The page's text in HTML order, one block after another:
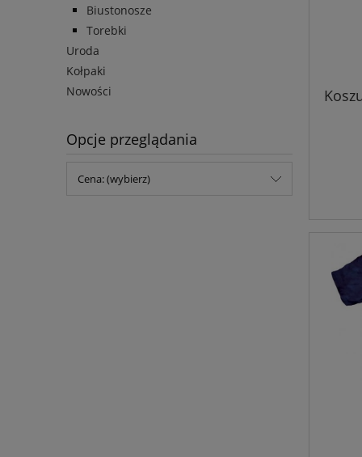
Biustonosze
Torebki
Uroda
Kołpaki
Nowości
Opcje przeglądania
Cena: (wybierz)